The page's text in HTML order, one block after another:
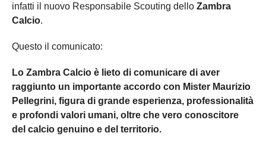
infatti il nuovo Responsabile Scouting dello Zambra
Calcio.
Questo il comunicato:
Lo Zambra Calcio è lieto di comunicare di aver
raggiunto un importante accordo con Mister Maurizio
Pellegrini, figura di grande esperienza, professionalità
e profondi valori umani, oltre che vero conoscitore
del calcio genuino e del territorio.